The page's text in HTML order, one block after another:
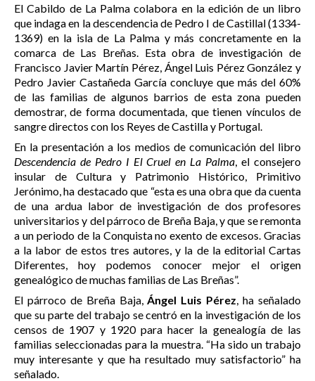
El Cabildo de La Palma colabora en la edición de un libro
que indaga en la descendencia de Pedro I de Castillal (1334-
1369) en la isla de La Palma y más concretamente en la
comarca de Las Breñas. Esta obra de investigación de
Francisco Javier Martín Pérez, Ángel Luis Pérez González y
Pedro Javier Castañeda García concluye que más del 60%
de las familias de algunos barrios de esta zona pueden
demostrar, de forma documentada, que tienen vínculos de
sangre directos con los Reyes de Castilla y Portugal.
En la presentación a los medios de comunicación del libro
Descendencia de Pedro I El Cruel en La Palma , el consejero
insular de Cultura y Patrimonio Histórico, Primitivo
Jerónimo, ha destacado que “esta es una obra que da cuenta
de una ardua labor de investigación de dos profesores
universitarios y del párroco de Breña Baja, y que se remonta
a un periodo de la Conquista no exento de excesos. Gracias
a la labor de estos tres autores, y la de la editorial Cartas
Diferentes, hoy podemos conocer mejor el origen
genealógico de muchas familias de Las Breñas”.
El párroco de Breña Baja, Ángel Luis Pérez , ha señalado
que su parte del trabajo se centró en la investigación de los
censos de 1907 y 1920 para hacer la genealogía de las
familias seleccionadas para la muestra. “Ha sido un trabajo
muy interesante y que ha resultado muy satisfactorio” ha
señalado.